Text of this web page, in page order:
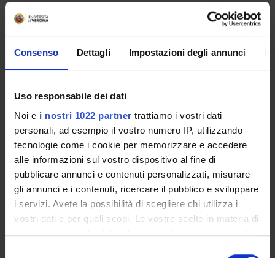
Consenso Dettagli Impostazioni degli annunci
Uso responsabile dei dati
Noi e i nostri 1022 partner trattiamo i vostri dati
personali, ad esempio il vostro numero IP, utilizzando
tecnologie come i cookie per memorizzare e accedere
alle informazioni sul vostro dispositivo al fine di
pubblicare annunci e contenuti personalizzati, misurare
gli annunci e i contenuti, ricercare il pubblico e sviluppare
i servizi. Avete la possibilità di scegliere chi utilizza i
vostri dati e per quali scopi. Le vostre scelte in materia di
privacy sono applicabili solo su questa proprietà digitale
*forme relazionali comunitarie come modelli di cura
*culture del riciclo
*dimensione spirituale e contesti di cura
GEOPOLITICA
*culture dei territori
*narrazioni tossiche e culture visuali
*nazionalismi, frontiere e migrazioni forzate
*politiche neoliberali e mercati economici